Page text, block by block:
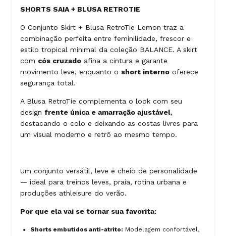
SHORTS SAIA + BLUSA RETROTIE
O Conjunto Skirt + Blusa RetroTie Lemon traz a
combinação perfeita entre feminilidade, frescor e
estilo tropical minimal da coleção BALANCE. A skirt
com cós cruzado afina a cintura e garante
movimento leve, enquanto o short interno oferece
segurança total.
A Blusa RetroTie complementa o look com seu
design frente única e amarração ajustável,
destacando o colo e deixando as costas livres para
um visual moderno e retrô ao mesmo tempo.
Um conjunto versátil, leve e cheio de personalidade
— ideal para treinos leves, praia, rotina urbana e
produções athleisure do verão.
Por que ela vai se tornar sua favorita:
Shorts embutidos anti-atrito: Modelagem confortável,